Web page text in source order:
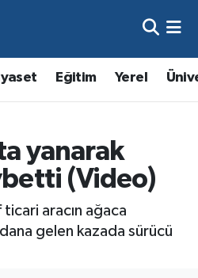
Eğitim Yerel
yanarak
(Video)
aracın ağaca
gelen kazada sürücü
ve Fikstür